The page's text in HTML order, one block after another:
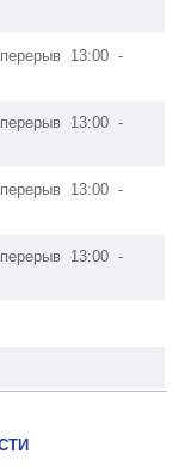
13:00 -
13:00 -
13:00 -
13:00 -